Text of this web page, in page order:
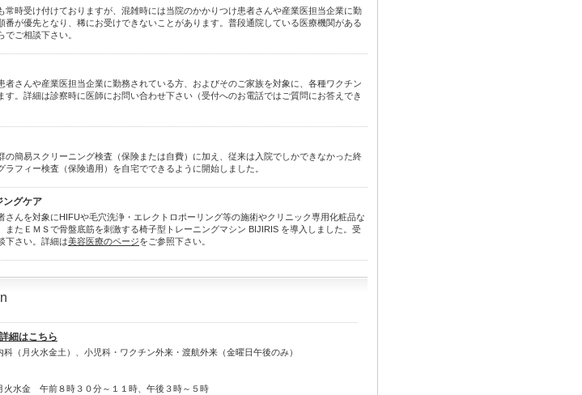
常時受け付けておりますが、混雑時には当院のかかりつけ患者さんや産業医担当企業に勤
番が優先となり、稀にお受けできないことがあります。普段通院している医療機関がある
でご相談下さい。
者さんや産業医担当企業に勤務されている方、およびそのご家族を対象に、各種ワクチン
す。詳細は診察時に医師にお問い合わせ下さい（受付へのお電話ではご質問にお答えでき
の簡易スクリーニング検査（保険または自費）に加え、従来は入院でしかできなかった終
ラフィー検査（保険適用）を自宅でできるように開始しました。
ングケア
さんを対象にHIFUや毛穴洗浄・エレクトロポーリング等の施術やクリニック専用化粧品な
またＥＭＳで骨盤底筋を刺激する椅子型トレーニングマシン BIJIRIS を導入しました。受
下さい。詳細は美容医療のページをご参照下さい。
詳細はこちら
科（月火水金土）、小児科・ワクチン外来・渡航外来（金曜日午後のみ）
水金 午前８時３０分～１１時、午後３時～５時